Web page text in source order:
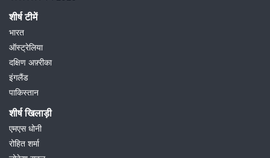
शीर्ष टीमें
भारत
ऑस्ट्रेलिया
दक्षिण अफ़्रीका
इंगलैंड
पाकिस्तान
शीर्ष खिलाड़ी
एमएस धोनी
रोहित शर्मा